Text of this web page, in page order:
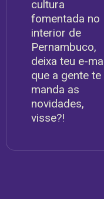
cultura
fomentada no
interior de
Pernambuco,
deixa teu e-
que a gente te
manda as
novidades,
visse?!